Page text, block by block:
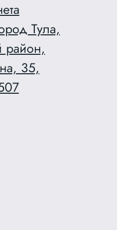
Тула,
район,
35,